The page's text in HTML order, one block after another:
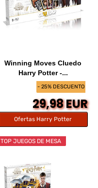
- 25% DESCUENTO
Winning Moves Cluedo
Harry Potter -...
29,98 EUR
Ofertas Harry Potter
TOP JUEGOS DE MESA